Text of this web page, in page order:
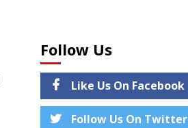
Follow Us
Like Us On Facebook
Follow Us On Twitter